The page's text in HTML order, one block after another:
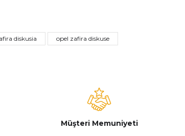
diskusia
opel zafira diskuse
Müşteri Memuniyeti